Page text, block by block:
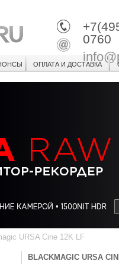
0760
ОПЛАТА И ДОСТАВКА
URSA Cine 12K LF
BLACKMAGIC URSA